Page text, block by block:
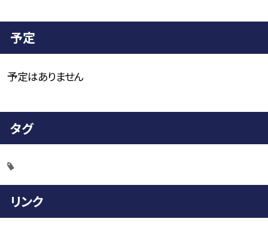
予定
予定はありません
タグ
リンク